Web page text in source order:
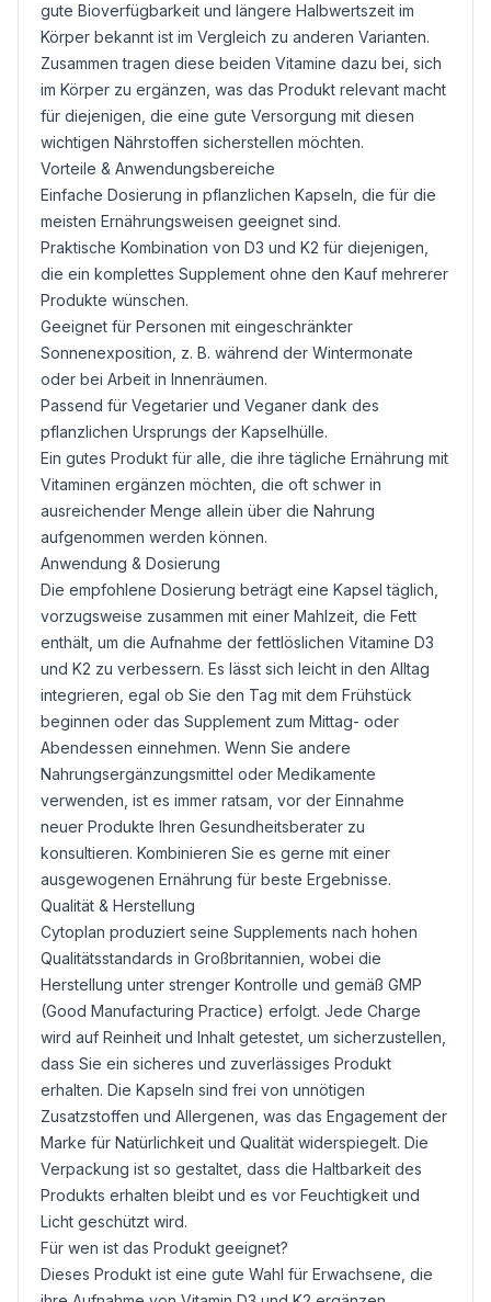
gute Bioverfügbarkeit und längere Halbwertszeit im
Körper bekannt ist im Vergleich zu anderen Varianten.
Zusammen tragen diese beiden Vitamine dazu bei, sich
im Körper zu ergänzen, was das Produkt relevant macht
für diejenigen, die eine gute Versorgung mit diesen
wichtigen Nährstoffen sicherstellen möchten.
Vorteile & Anwendungsbereiche
Einfache Dosierung in pflanzlichen Kapseln, die für die
meisten Ernährungsweisen geeignet sind.
Praktische Kombination von D3 und K2 für diejenigen,
die ein komplettes Supplement ohne den Kauf mehrerer
Produkte wünschen.
Geeignet für Personen mit eingeschränkter
Sonnenexposition, z. B. während der Wintermonate
oder bei Arbeit in Innenräumen.
Passend für Vegetarier und Veganer dank des
pflanzlichen Ursprungs der Kapselhülle.
Ein gutes Produkt für alle, die ihre tägliche Ernährung mit
Vitaminen ergänzen möchten, die oft schwer in
ausreichender Menge allein über die Nahrung
aufgenommen werden können.
Anwendung & Dosierung
Die empfohlene Dosierung beträgt eine Kapsel täglich,
vorzugsweise zusammen mit einer Mahlzeit, die Fett
enthält, um die Aufnahme der fettlöslichen Vitamine D3
und K2 zu verbessern. Es lässt sich leicht in den Alltag
integrieren, egal ob Sie den Tag mit dem Frühstück
beginnen oder das Supplement zum Mittag- oder
Abendessen einnehmen. Wenn Sie andere
Nahrungsergänzungsmittel oder Medikamente
verwenden, ist es immer ratsam, vor der Einnahme
neuer Produkte Ihren Gesundheitsberater zu
konsultieren. Kombinieren Sie es gerne mit einer
ausgewogenen Ernährung für beste Ergebnisse.
Qualität & Herstellung
Cytoplan produziert seine Supplements nach hohen
Qualitätsstandards in Großbritannien, wobei die
Herstellung unter strenger Kontrolle und gemäß GMP
(Good Manufacturing Practice) erfolgt. Jede Charge
wird auf Reinheit und Inhalt getestet, um sicherzustellen,
dass Sie ein sicheres und zuverlässiges Produkt
erhalten. Die Kapseln sind frei von unnötigen
Zusatzstoffen und Allergenen, was das Engagement der
Marke für Natürlichkeit und Qualität widerspiegelt. Die
Verpackung ist so gestaltet, dass die Haltbarkeit des
Produkts erhalten bleibt und es vor Feuchtigkeit und
Licht geschützt wird.
Für wen ist das Produkt geeignet?
Dieses Produkt ist eine gute Wahl für Erwachsene, die